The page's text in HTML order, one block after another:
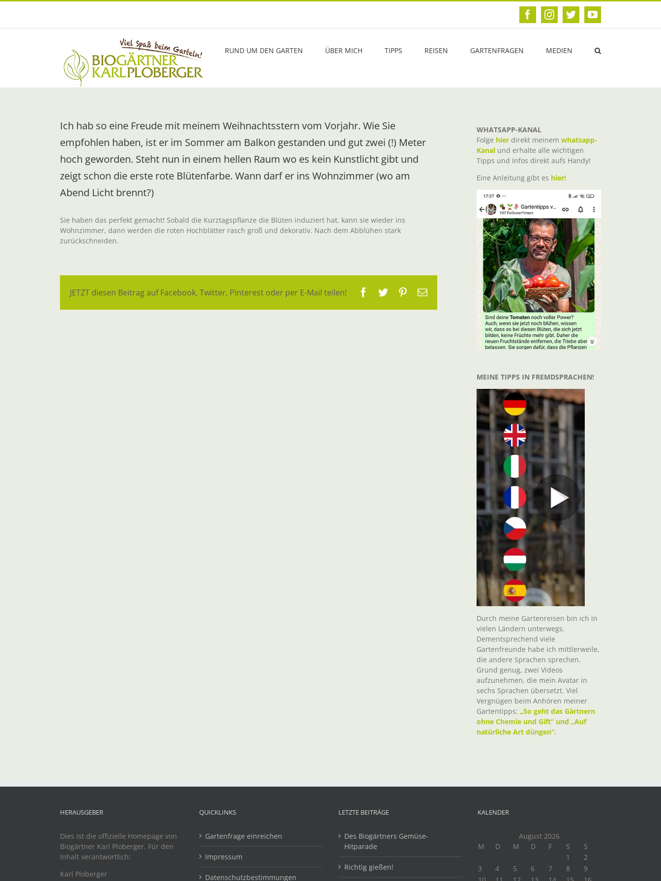
Zum
FacebookInstagram
TwitterYouTube
RUND UM DEN GARTEN ÜBER MICH TIPPS REISEN GARTENFRAGEN MEDIEN
Ich hab so eine Freude mit meinem Weihnachtsstern vom Vorjahr. Wie Sie
empfohlen haben, ist er im Sommer am Balkon gestanden und gut zwei (!) Meter
hoch geworden. Steht nun in einem hellen Raum wo es kein Kunstlicht gibt und
zeigt schon die erste rote Blütenfarbe. Wann darf er ins Wohnzimmer (wo am
Abend Licht brennt?)
Sie haben das perfekt gemacht! Sobald die Kurztagspflanze die Blüten induziert hat, kann sie wieder ins
Wohnzimmer, dann werden die roten Hochblätter rasch groß und dekorativ. Nach dem Abblühen stark
zurückschneiden.
JETZT diesen Beitrag auf Facebook, Twitter, Pinterest oder per E-Mail teilen! Facebook
TwitterPinterest
E-
WHATSAPP-KANAL
Folge hier direkt meinem whatsapp-
Kanal und erhalte alle wichtigen
Tipps und Infos direkt aufs Handy!
Eine Anleitung gibt es hier!
MEINE TIPPS IN FREMDSPRACHEN!
Durch meine Gartenreisen bin ich in
vielen Ländern unterwegs.
Dementsprechend viele
Gartenfreunde habe ich mittlerweile,
die andere Sprachen sprechen.
Grund genug, zwei Videos
aufzunehmen, die mein Avatar in
sechs Sprachen übersetzt. Viel
Vergnügen beim Anhören meiner
Gartentipps: „So geht das Gärtnern
ohne Chemie und Gift“ und „Auf
natürliche Art düngen“.
HERAUSGEBER
Dies ist die offizielle Homepage von
Biogärtner Karl Ploberger. Für den
Inhalt verantwortlich:
Karl Ploberger
QUICKLINKS
Gartenfrage einreichen
Impressum
Datenschutzbestimmungen
LETZTE BEITRÄGE
Des Biogärtners Gemüse-
Hitparade
Richtig gießen!
KALENDER
August 2026
M
D M D F S
S
1
2
3
4 5 6 7 8
9